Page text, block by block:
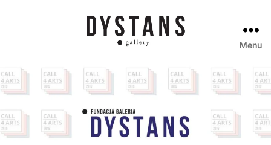
Dystans
Menu